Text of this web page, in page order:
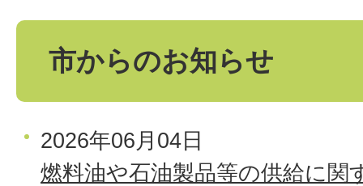
市からのお知らせ
2026年06月04日
燃料油や石油製品等の供給に関